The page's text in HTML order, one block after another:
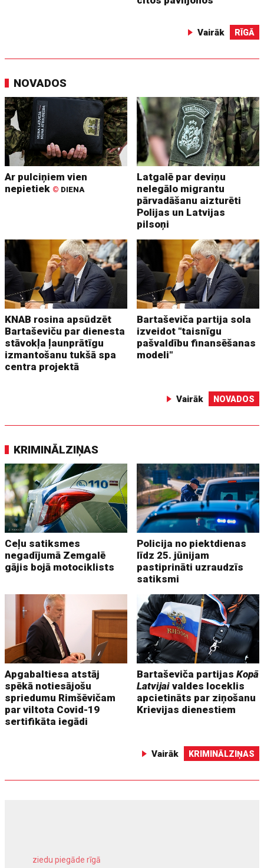
Vairāk RĪGĀ
NOVADOS
Ar pulciņiem vien
nepietiek © DIENA
Latgalē par deviņu
nelegālo migrantu
pārvadāšanu aizturēti
Polijas un Latvijas
pilsoņi
KNAB rosina apsūdzēt
Bartaševiču par dienesta
stāvokļa ļaunprātīgu
izmantošanu tukšā spa
centra projektā
Bartaševiča partija sola
izveidot "taisnīgu
pašvaldību finansēšanas
modeli"
Vairāk NOVADOS
KRIMINĀLZIŅAS
Ceļu satiksmes
negadījumā Zemgalē
gājis bojā motociklists
Policija no piektdienas
līdz 25. jūnijam
pastiprināti uzraudzīs
satiksmi
Apgabaltiesa atstāj
spēkā notiesājošu
spriedumu Rimšēvičam
par viltota Covid-19
sertifikāta iegādi
Bartaševiča partijasKopā
Latvijai valdes loceklis
apcietināts par ziņošanu
Krievijas dienestiem
Vairāk KRIMINĀLZIŅAS
ziedu piegāde rīgā